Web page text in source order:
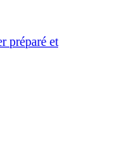
préparé et